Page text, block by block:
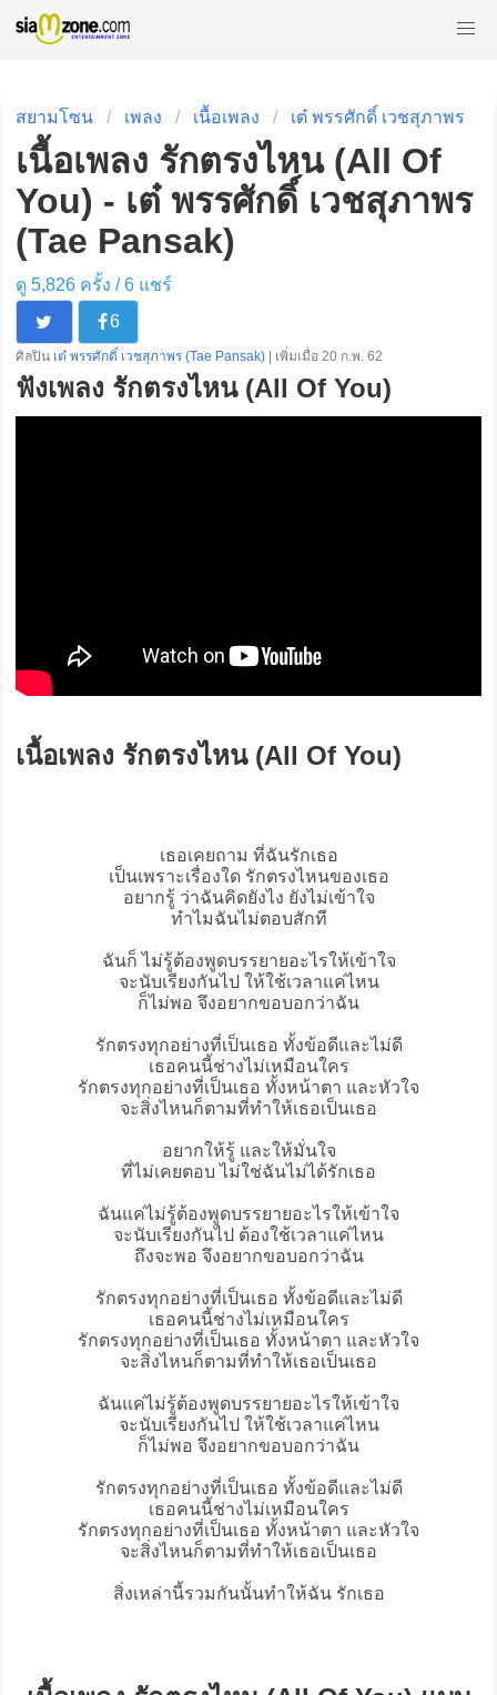
สยามโซน เพลง เนื้อเพลง เต๋ พรรศักดิ์ เวชสุภาพร
เนื้อเพลง รักตรงไหน (All Of
You) - เต๋ พรรศักดิ์ เวชสุภาพร
(Tae Pansak)
ดู 5,826 ครั้ง /6แชร์
6
ศิลปิน เต๋ พรรศักดิ์ เวชสุภาพร (Tae Pansak) | เพิ่มเมื่อ 20 ก.พ. 62
ฟังเพลง รักตรงไหน (All Of You)
เนื้อเพลง รักตรงไหน (All Of You)
เธอเคยถาม ที่ฉันรักเธอ
เป็นเพราะเรื่องใด รักตรงไหนของเธอ
อยากรู้ ว่าฉันคิดยังไง ยังไม่เข้าใจ
ทำไมฉันไม่ตอบสักที
ฉันก็ ไม่รู้ต้องพูดบรรยายอะไรให้เข้าใจ
จะนับเรียงกันไป ให้ใช้เวลาแค่ไหน
ก็ไม่พอ จึงอยากขอบอกว่าฉัน
รักตรงทุกอย่างที่เป็นเธอ ทั้งข้อดีและไม่ดี
เธอคนนี้ช่างไม่เหมือนใคร
รักตรงทุกอย่างที่เป็นเธอ ทั้งหน้าตา และหัวใจ
จะสิ่งไหนก็ตามที่ทำให้เธอเป็นเธอ
อยากให้รู้ และให้มั่นใจ
ที่ไม่เคยตอบ ไม่ใช่ฉันไม่ได้รักเธอ
ฉันแค่ไม่รู้ต้องพูดบรรยายอะไรให้เข้าใจ
จะนับเรียงกันไป ต้องใช้เวลาแค่ไหน
ถึงจะพอ จึงอยากขอบอกว่าฉัน
รักตรงทุกอย่างที่เป็นเธอ ทั้งข้อดีและไม่ดี
เธอคนนี้ช่างไม่เหมือนใคร
รักตรงทุกอย่างที่เป็นเธอ ทั้งหน้าตา และหัวใจ
จะสิ่งไหนก็ตามที่ทำให้เธอเป็นเธอ
ฉันแค่ไม่รู้ต้องพูดบรรยายอะไรให้เข้าใจ
จะนับเรียงกันไป ให้ใช้เวลาแค่ไหน
ก็ไม่พอ จึงอยากขอบอกว่าฉัน
รักตรงทุกอย่างที่เป็นเธอ ทั้งข้อดีและไม่ดี
เธอคนนี้ช่างไม่เหมือนใคร
รักตรงทุกอย่างที่เป็นเธอ ทั้งหน้าตา และหัวใจ
จะสิ่งไหนก็ตามที่ทำให้เธอเป็นเธอ
สิ่งเหล่านี้รวมกันนั้นทำให้ฉัน รักเธอ